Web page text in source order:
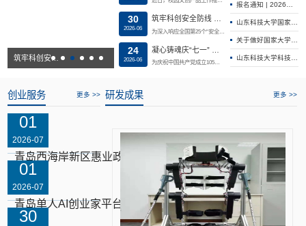
筑牢科创安全防线 护航产业创新发展——国家大学科技园开展安全生产月系列活动 凝心铸魂庆“七一” 实干担当践初心——国家大学科技园开展“七一”系列活动 OPC创享空间在国家大学科技园揭牌启用
30
2026-06 为深入响应全国第25个“安全生产月”工作部署，紧扣“人人讲安全、个个会应急——排查整治风险隐患”活动主题，近日，国家大学科技园开展安全生产月系列活动，聚焦园区安全教育、隐患排查、应急演练三大重点，全面推进安全风险隐患排查整治工作，夯实安全生产责任，提升应急处置能力，切实保障园区科研办公、企业经营及日常运营工作安全平稳有序开展。深化警示教育，压实全员安全责任6月8日，国家大学科技园组织召开安全生产月...
24
2026-06 为庆祝中国共产党成立105周年，持续巩固拓展学习教育成果，抓实思想政治建设与作风纪律建设，引导党员干部校准干事坐标、规范履职行为，淬炼党员党性修养、厚植家国情怀，近日，国家大学科技园组织开展庆“七一”系列主题教育活动。校准政绩坐标，锚定为民实干航向6月22日，科技产业管理处党支部书记薛力以《树牢正确政绩观以实干担当促科技创新》为题讲授专题党课。党课紧密围绕园区服务学校科技成果转化、护航师生创新创业、...
创业服务 更多 >>
01
2026-07
青岛西海岸新区惠业政管词典6.0
01
2026-07
青岛单人AI创业家平台场景商城正式上线
30
研发成果 更多 >>